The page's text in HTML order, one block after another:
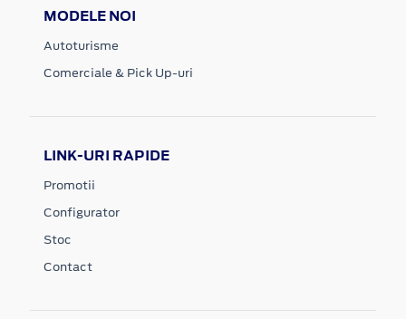
MODELE NOI
Autoturisme
Comerciale & Pick Up-uri
LINK-URI RAPIDE
Promotii
Configurator
Stoc
Contact